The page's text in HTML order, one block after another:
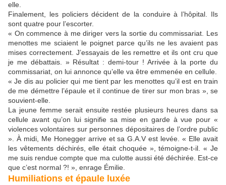
elle.
Finalement, les policiers décident de la conduire à l’hôpital. Ils
sont quatre pour l’escorter.
« On commence à me diriger vers la sortie du commissariat. Les
menottes me sciaient le poignet parce qu’ils ne les avaient pas
mises correctement. J’essayais de les remettre et ils ont cru que
je me débattais. » Résultat : demi-tour ! Arrivée à la porte du
commissariat, on lui annonce qu’elle va être emmenée en cellule.
« Je dis au policier qui me tient par les menottes qu’il est en train
de me démettre l’épaule et il continue de tirer sur mon bras », se
souvient-elle.
La jeune femme serait ensuite restée plusieurs heures dans sa
cellule avant qu’on lui signifie sa mise en garde à vue pour «
violences volontaires sur personnes dépositaires de l’ordre public
». À midi, Me Honegger arrive et sa G.A.V est levée. « Elle avait
les vêtements déchirés, elle était choquée », témoigne-t-il. « Je
me suis rendue compte que ma culotte aussi été déchirée. Est-ce
que c’est normal ?! », enrage Émilie.
Humiliations et épaule luxée